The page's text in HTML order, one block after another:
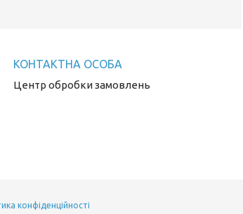
Центр обробки замовлень
конфіденційності